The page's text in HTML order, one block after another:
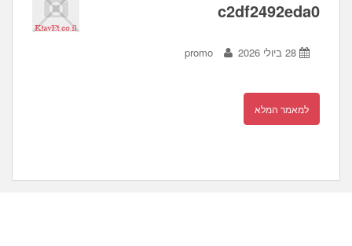
c2df2492eda0
28 ביולי 2026 promo
למאמר המלא